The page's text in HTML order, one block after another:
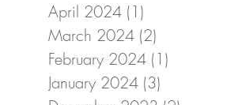
April 2024 (1)
March 2024 (2)
February 2024 (1)
January 2024 (3)